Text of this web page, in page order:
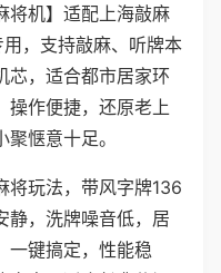
将机】适配上海敲麻
，支持敲麻、听牌本
芯，适合都市居家环
操作便捷，还原老上
惬意十足。
将玩法，带风字牌136
静，洗牌噪音低，居
一键搞定，性能稳